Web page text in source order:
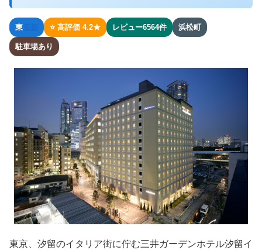
東 ⭐ 高評価 4.2★ レビュー6564件 浜松町
駐車場あり
東京、汐留のイタリア街に佇む三井ガーデンホテル汐留イ